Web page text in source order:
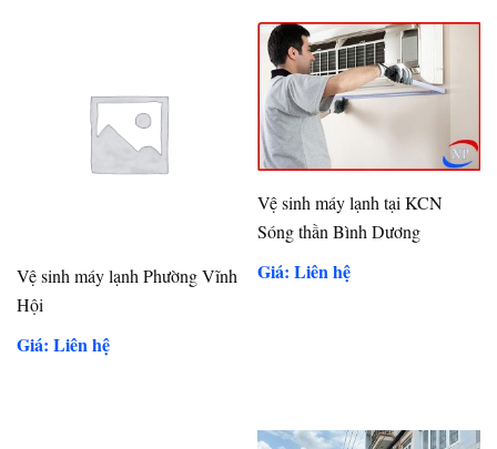
Vệ sinh máy lạnh Phường Vĩnh
Hội
Giá: Liên hệ
Vệ sinh máy lạnh tại KCN
Sóng thần Bình Dương
Giá: Liên hệ